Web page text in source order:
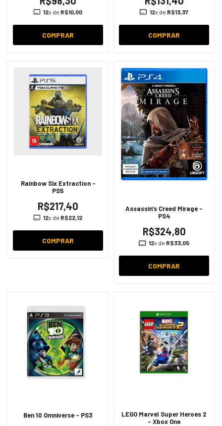
12x de R$10,00
COMPRAR
12x de R$13,37
COMPRAR
Rainbow Six Extraction -
PS5
R$217,40
12x de R$22,12
COMPRAR
Assassin’s Creed Mirage -
PS4
R$324,80
12x de R$33,05
COMPRAR
Ben 10 Omniverse - PS3
LEGO Marvel Super Heroes 2
- Xbox One